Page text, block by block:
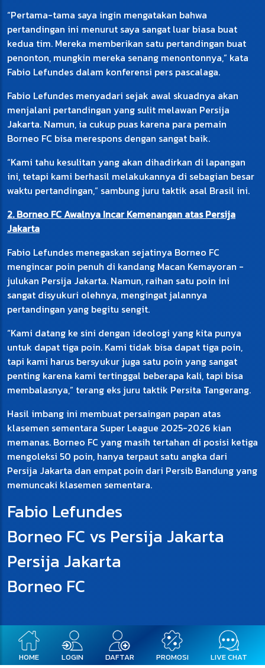
“Pertama-tama saya ingin mengatakan bahwa
pertandingan ini menurut saya sangat luar biasa buat
kedua tim. Mereka memberikan satu pertandingan buat
penonton, mungkin mereka senang menontonnya,” kata
Fabio Lefundes dalam konferensi pers pascalaga.
Fabio Lefundes menyadari sejak awal skuadnya akan
menjalani pertandingan yang sulit melawan Persija
Jakarta. Namun, ia cukup puas karena para pemain
Borneo FC bisa merespons dengan sangat baik.
“Kami tahu kesulitan yang akan dihadirkan di lapangan
ini, tetapi kami berhasil melakukannya di sebagian besar
waktu pertandingan,” sambung juru taktik asal Brasil ini.
2. Borneo FC Awalnya Incar Kemenangan atas Persija
Jakarta
Fabio Lefundes menegaskan sejatinya Borneo FC
mengincar poin penuh di kandang Macan Kemayoran -
julukan Persija Jakarta. Namun, raihan satu poin ini
sangat disyukuri olehnya, mengingat jalannya
pertandingan yang begitu sengit.
“Kami datang ke sini dengan ideologi yang kita punya
untuk dapat tiga poin. Kami tidak bisa dapat tiga poin,
tapi kami harus bersyukur juga satu poin yang sangat
penting karena kami tertinggal beberapa kali, tapi bisa
membalasnya,” terang eks juru taktik Persita Tangerang.
Hasil imbang ini membuat persaingan papan atas
klasemen sementara Super League 2025-2026 kian
memanas. Borneo FC yang masih tertahan di posisi ketiga
mengoleksi 50 poin, hanya terpaut satu angka dari
Persija Jakarta dan empat poin dari Persib Bandung yang
memuncaki klasemen sementara.
Fabio Lefundes
Borneo FC vs Persija Jakarta
Persija Jakarta
Borneo FC
HOME LOGIN DAFTAR PROMOSI LIVE CHAT